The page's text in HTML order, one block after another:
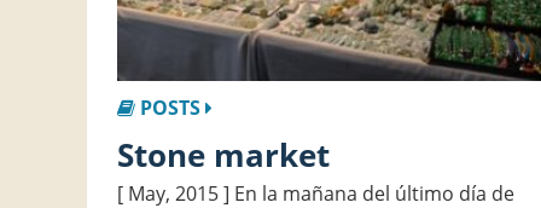
POSTS
Stone market
[ May, 2015 ] En la mañana del último día de